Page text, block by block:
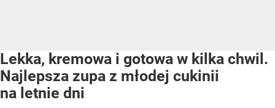
Lekka, kremowa i gotowa w kilka chwil.
Najlepsza zupa z młodej cukinii
na letnie dni